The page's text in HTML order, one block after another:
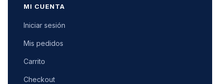
MI CUENTA
Iniciar sesión
Mis pedidos
Carrito
Checkout